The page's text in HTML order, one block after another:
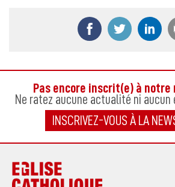
Partager ce
Pas encore inscrit(e) à
Ne ratez aucune actualité ni aucun
INSCRIVEZ-VOUS À LA